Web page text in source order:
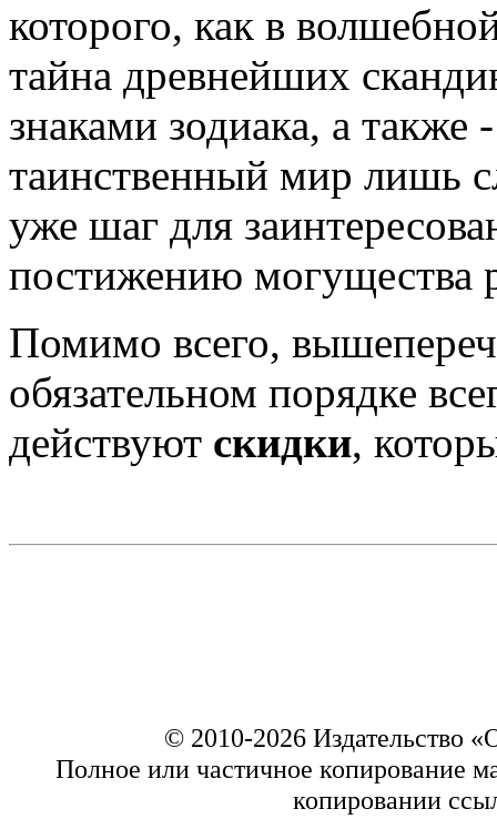
которого, как в
тайна древнейших
знаками зодиака, а
таинственный мир лишь
уже шаг для
постижению могущества
Помимо всего,
обязательном порядке
действуют скидки,
© 2010-2026 Издательство
Полное или частичное копирование
копировании